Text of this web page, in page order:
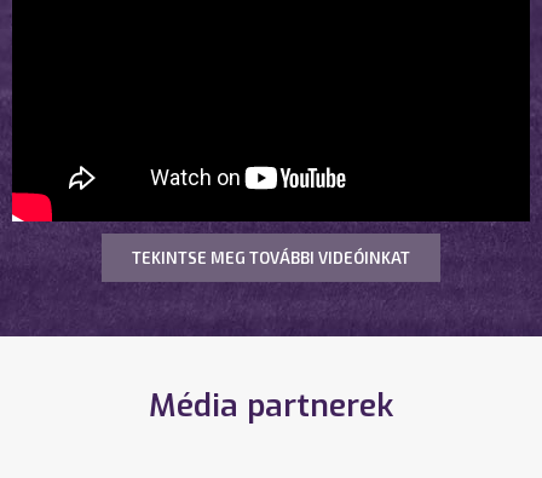
TEKINTSE MEG TOVÁBBI VIDEÓINKAT
Média partnerek